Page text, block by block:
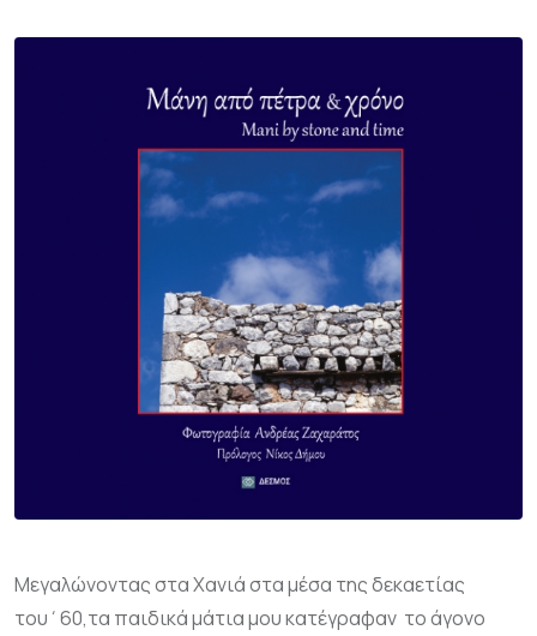
Μεγαλώνοντας στα Χανιά στα μέσα της δεκαετίας
του΄60,τα παιδικά μάτια μου κατέγραφαν το άγονο